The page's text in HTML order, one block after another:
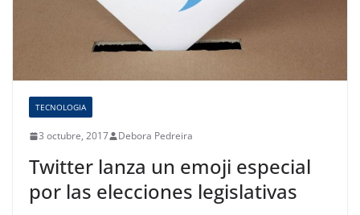
TECNOLOGIA
3 octubre, 2017 Debora Pedreira
Twitter lanza un emoji especial
por las elecciones legislativas